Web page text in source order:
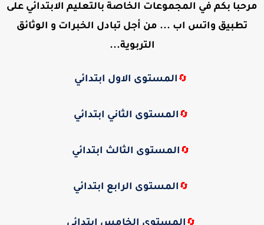
مرحبا بكم في المجموعات الخاصة بالتعليم الابتدائي على
تطبيق واتس اب ... من أجل تبادل الخبرات و الوثائق
التربوية...
🔄 المستوى الاول ابتدائي
🔄 المستوى الثاني ابتدائي
🔄 المستوى الثالث ابتدائي
🔄 المستوى الرابع ابتدائي